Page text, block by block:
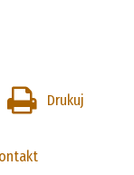
Drukuj